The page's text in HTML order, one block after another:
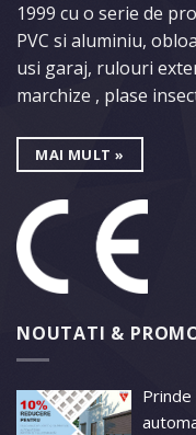
1999 cu o serie de
PVC si aluminiu,
usi garaj, rulouri
marchize , plase
MAI MULT »
NOUTATI &